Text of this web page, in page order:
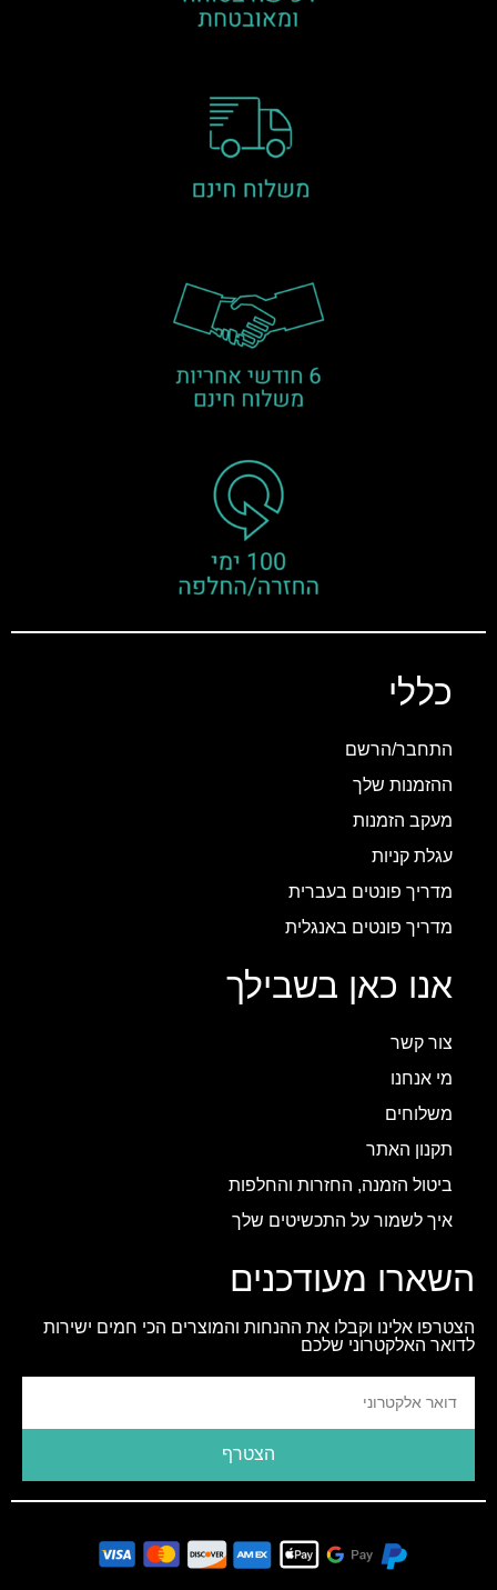
כללי
התחבר/הרשם
ההזמנות שלך
מעקב הזמנות
עגלת קניות
מדריך פונטים בעברית
מדריך פונטים באנגלית
אנו כאן בשבילך
צור קשר
מי אנחנו
משלוחים
תקנון האתר
ביטול הזמנה, החזרות והחלפות
איך לשמור על התכשיטים שלך
השארו מעודכנים
הצטרפו אלינו וקבלו את ההנחות והמוצרים הכי חמים ישירות
לדואר האלקטרוני שלכם
הצטרף